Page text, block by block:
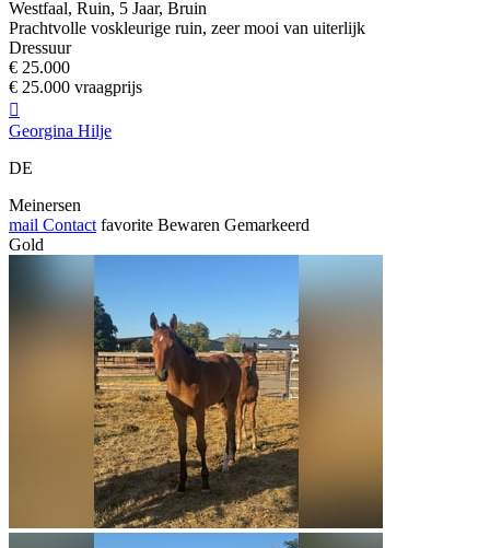
Westfaal, Ruin, 5 Jaar, Bruin
Prachtvolle voskleurige ruin, zeer mooi van uiterlijk
Dressuur
€ 25.000
€ 25.000 vraagprijs

Georgina Hilje
DE
Meinersen
mail Contact favorite Bewaren Gemarkeerd
Gold